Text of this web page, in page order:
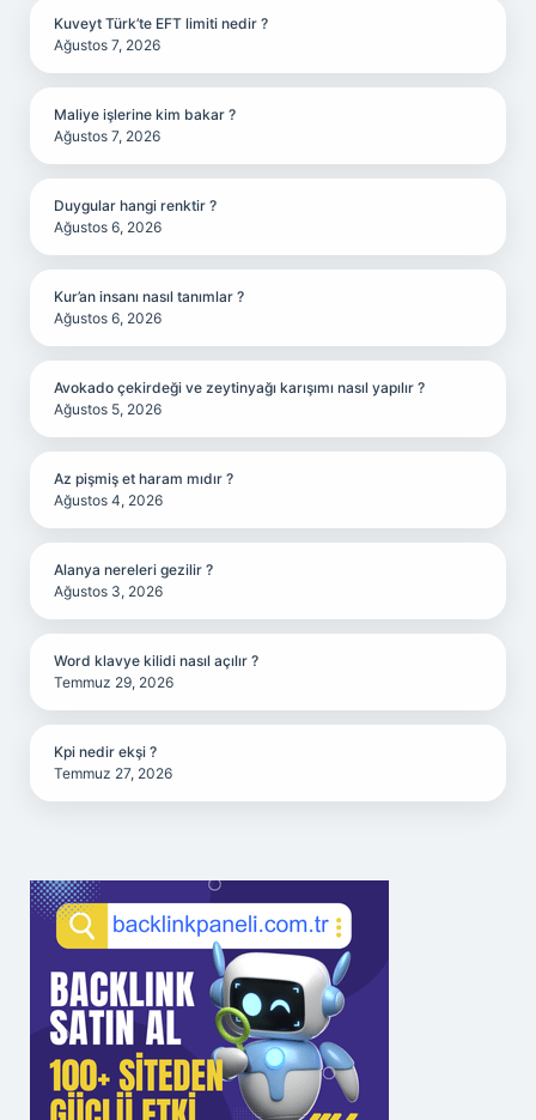
Kuveyt Türk’te EFT limiti nedir ?
Ağustos 7, 2026
Maliye işlerine kim bakar ?
Ağustos 7, 2026
Duygular hangi renktir ?
Ağustos 6, 2026
Kur’an insanı nasıl tanımlar ?
Ağustos 6, 2026
Avokado çekirdeği ve zeytinyağı karışımı nasıl yapılır ?
Ağustos 5, 2026
Az pişmiş et haram mıdır ?
Ağustos 4, 2026
Alanya nereleri gezilir ?
Ağustos 3, 2026
Word klavye kilidi nasıl açılır ?
Temmuz 29, 2026
Kpi nedir ekşi ?
Temmuz 27, 2026